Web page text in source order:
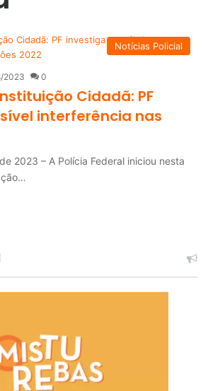
Notícias Policial
2023 0
Cidadã: PF
interferência nas
2023 – A Polícia Federal iniciou nesta